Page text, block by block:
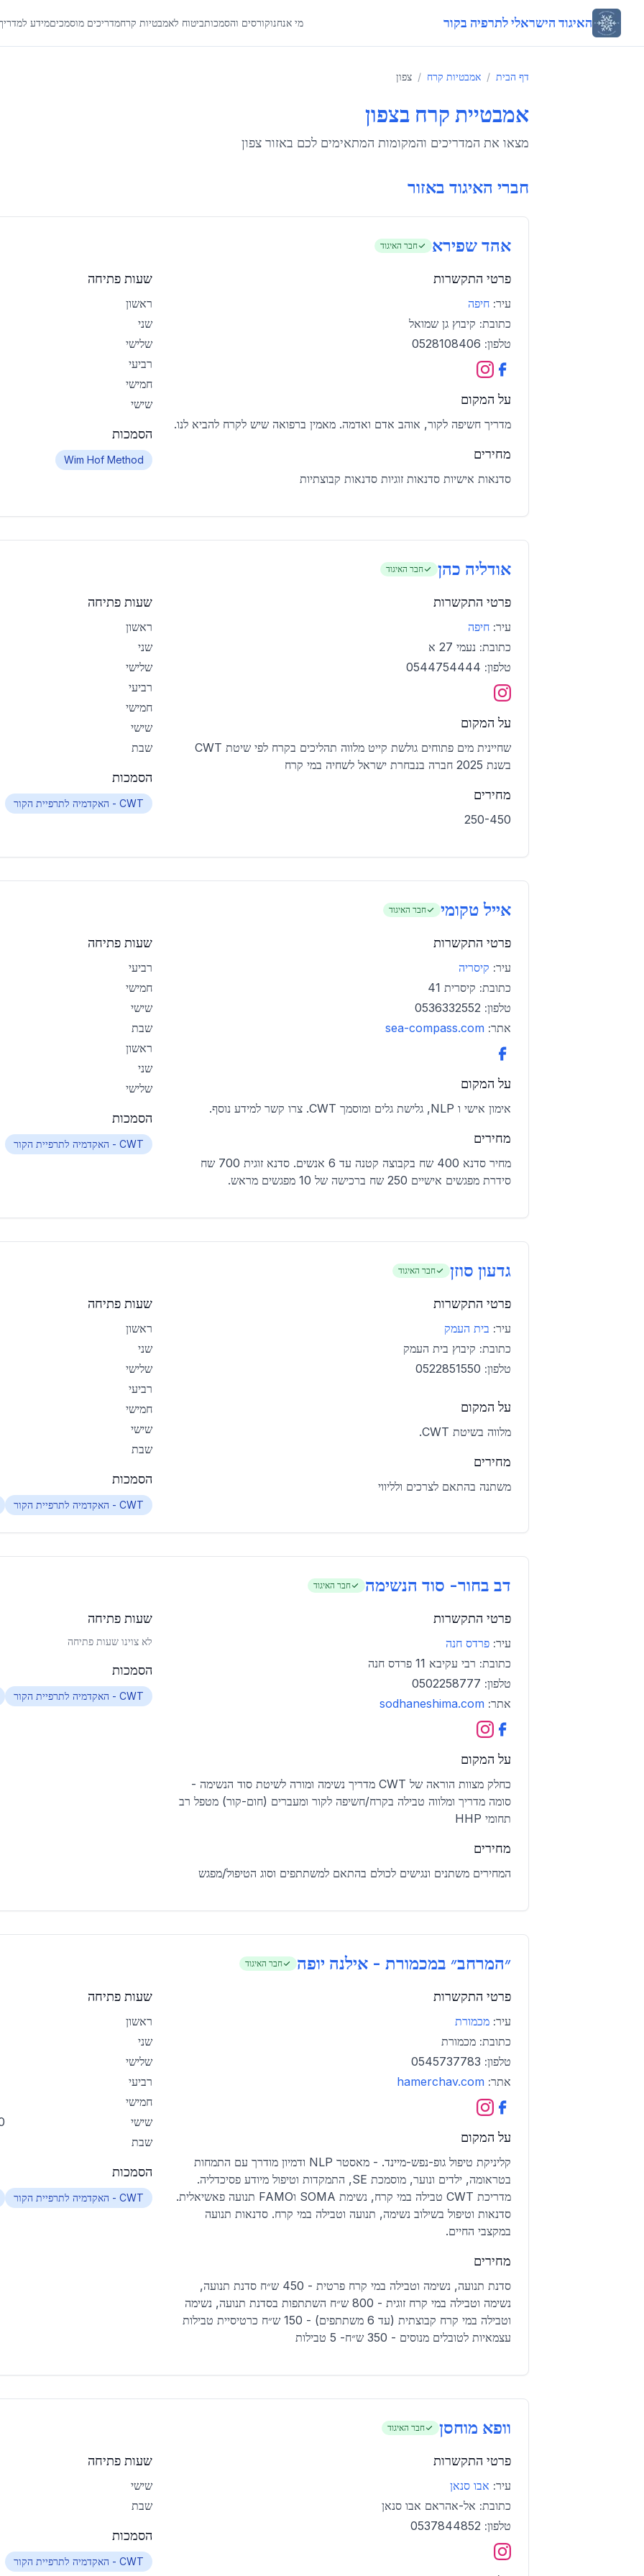
האיגוד הישראלי לתרפיה בקור מי אנחנוקורסים והסמכותביטוח לאמבטיות קרחמדריכים מוסמכיםמידע
דף הבית / אמבטיות קרח / צפון
אמבטיית קרח בצפון
מצאו את המדריכים והמקומות המתאימים לכם באזור צפון
חברי האיגוד באזור
אהד שפירא חבר האיגוד
פרטי התקשרות
עיר: חיפה
כתובת: קיבוץ גן שמואל
טלפון: 0528108406
על המקום
מדריך חשיפה לקור, אוהב אדם ואדמה. מאמין ברפואה שיש לקרח להביא לנו.
מחירים
סדנאות אישיות סדנאות זוגיות סדנאות קבוצתיות
שעות פתיחה
ראשון
שני
שלישי
רביעי
חמישי
שישי
הסמכות
Wim Hof Method
אודליה כהן חבר האיגוד
פרטי התקשרות
עיר: חיפה
כתובת: נעמי 27 א
טלפון: 0544754444
על המקום
שחיינית מים פתוחים גולשת קייט מלווה תהליכים בקרח לפי שיטת CWT
בשנת 2025 חברה בנבחרת ישראל לשחיה במי קרח
מחירים
250-450
שעות פתיחה
ראשון
שני
שלישי
רביעי
חמישי
שישי
שבת
הסמכות
CWT - האקדמיה לתרפיית הקור
אייל טקומי חבר האיגוד
פרטי התקשרות
עיר: קיסריה
כתובת: קיסרית 41
טלפון: 0536332552
אתר: sea-compass.com
על המקום
אימון אישי ו NLP, גלישת גלים ומוסמך CWT. צרו קשר למידע נוסף.
מחירים
מחיר סדנא 400 שח בקבוצה קטנה עד 6 אנשים. סדנא זוגית 700 שח
סידרת מפגשים אישיים 250 שח ברכישה של 10 מפגשים מראש.
שעות פתיחה
רביעי
חמישי
שישי
שבת
ראשון
שני
שלישי
הסמכות
CWT - האקדמיה לתרפיית הקור
גדעון סוזן חבר האיגוד
פרטי התקשרות
עיר: בית העמק
כתובת: קיבוץ בית העמק
טלפון: 0522851550
על המקום
מלווה בשיטת CWT.
מחירים
משתנה בהתאם לצרכים ולליווי
שעות פתיחה
ראשון
שני
שלישי
רביעי
חמישי
שישי
שבת
הסמכות
CWT - האקדמיה לתרפיית הקור
דב בחור- סוד הנשימה חבר האיגוד
פרטי התקשרות
עיר: פרדס חנה
כתובת: רבי עקיבא 11 פרדס חנה
טלפון: 0502258777
אתר: sodhaneshima.com
על המקום
כחלק מצוות הוראה של CWT מדריך נשימה ומורה לשיטת סוד הנשימה -
סומה מדריך ומלווה טבילה בקרח/חשיפה לקור ומעברים (חום-קור) מטפל רב
תחומי HHP
מחירים
המחירים משתנים ונגישים לכולם בהתאם למשתתפים וסוג הטיפול/מפגש
שעות פתיחה
לא צוינו שעות פתיחה
הסמכות
CWT - האקדמיה לתרפיית הקור
״המרחב״ במכמורת - אילנה יופה חבר האיגוד
פרטי התקשרות
עיר: מכמורת
כתובת: מכמורת
טלפון: 0545737783
אתר: hamerchav.com
על המקום
קליניקת טיפול גופ-נפש-מיינד. - מאסטר NLP ודמיון מודרך עם התמחות
בטראומה, ילדים ונוער, מוסמכת SE, התמקדות וטיפול מיודע פסיכדליה.
מדריכת CWT טבילה במי קרח, נשימת SOMA וFAMO תנועה פאשיאלית.
סדנאות וטיפול בשילוב נשימה, תנועה וטבילה במי קרח. סדנאות תנועה
במקצבי החיים.
מחירים
סדנת תנועה, נשימה וטבילה במי קרח פרטית - 450 ש״ח סדנת תנועה,
נשימה וטבילה במי קרח זוגית - 800 ש״ח השתתפות בסדנת תנועה, נשימה
וטבילה במי קרח קבוצתית (עד 6 משתתפים) - 150 ש״ח כרטיסיית טבילות
עצמאיות לטובלים מנוסים - 350 ש״ח- 5 טבילות
שעות פתיחה
ראשון
שני
שלישי
רביעי
חמישי
שישי
שבת
הסמכות
CWT - האקדמיה לתרפיית הקור
וופא מוחסן חבר האיגוד
פרטי התקשרות
עיר: אבו סנאן
כתובת: אל-אהראם אבו סנאן
טלפון: 0537844852
שעות פתיחה
שישי
שבת
הסמכות
CWT - האקדמיה לתרפיית הקור